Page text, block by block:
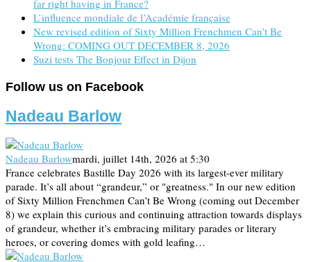
far right having in France?
L’influence mondiale de l’Académie française
New revised edition of Sixty Million Frenchmen Can’t Be
Wrong: COMING OUT DECEMBER 8, 2026
Suzi tests The Bonjour Effect in Dijon
Follow us on Facebook
Nadeau Barlow
Nadeau Barlowmardi, juillet 14th, 2026 at 5:30
France celebrates Bastille Day 2026 with its largest-ever military
parade. It’s all about “grandeur,” or "greatness." In our new edition
of Sixty Million Frenchmen Can’t Be Wrong (coming out December
8) we explain this curious and continuing attraction towards displays
of grandeur, whether it’s embracing military parades or literary
heroes, or covering domes with gold leafing…